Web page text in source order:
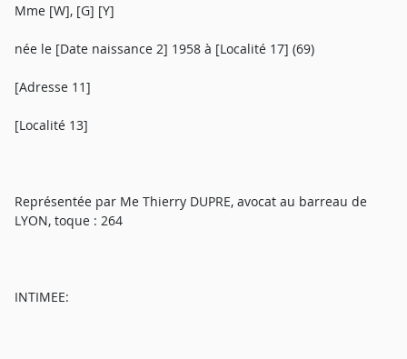
Mme [W], [G] [Y]
née le [Date naissance 2] 1958 à [Localité 17] (69)
[Adresse 11]
[Localité 13]
Représentée par Me Thierry DUPRE, avocat au barreau de
LYON, toque : 264
INTIMEE: